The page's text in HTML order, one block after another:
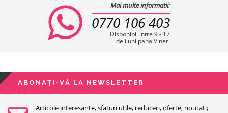
Mai multe informatii:
0770 106 403
Disponibil intre 9 - 17
de Luni pana Vineri
ABONAȚI-VĂ LA NEWSLETTER
Articole interesante, sfaturi utile, reduceri, oferte, noutati;